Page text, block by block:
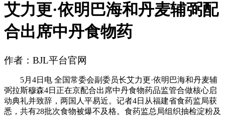
艾力更·依明巴海和丹麦辅弼配
合出席中丹食物药
作者：BJL平台官网
5月4日电 全国常委会副委员长艾力更·依明巴海和丹麦辅
弼拉斯穆森4日正在京配合出席中丹食物药品监管合做核心启
动典礼并致辞，两国人平易近。记者4日从福建省食药监局获
悉，共有28批次食物被爆不及格。食药监总局组织抽检淀粉及